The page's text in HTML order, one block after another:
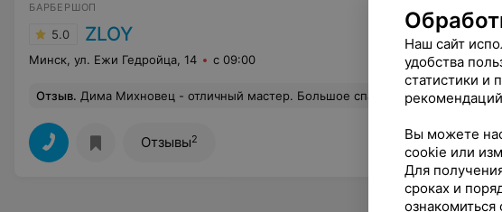
БАРБЕРШОП
5.0 ZLOY
Минск, ул. Ежи Гедройца, 14 с 09:00
Отзыв. Дима Михновец - отличный мастер. Большое спасибо. Еще
Отзывы2
Наш сайт
удобства
статистики и
Вы можете
cookie или
Для
сроках и
ознакомиться